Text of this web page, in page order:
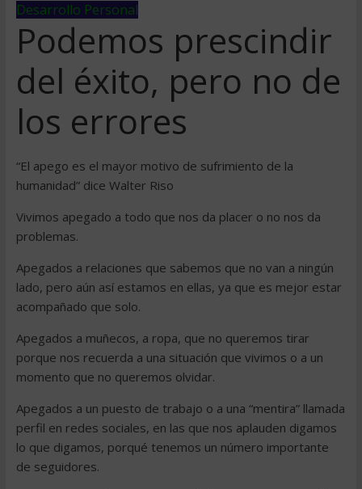
Desarrollo Personal
Podemos prescindir
del éxito, pero no de
los errores
“El apego es el mayor motivo de sufrimiento de la
humanidad” dice Walter Riso
Vivimos apegado a todo que nos da placer o no nos da
problemas.
Apegados a relaciones que sabemos que no van a ningún
lado, pero aún así estamos en ellas, ya que es mejor estar
acompañado que solo.
Apegados a muñecos, a ropa, que no queremos tirar
porque nos recuerda a una situación que vivimos o a un
momento que no queremos olvidar.
Apegados a un puesto de trabajo o a una “mentira” llamada
perfil en redes sociales, en las que nos aplauden digamos
lo que digamos, porqué tenemos un número importante
de seguidores.